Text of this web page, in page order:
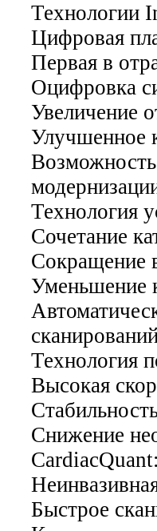
Технологии
Цифровая
Первая в
Оцифровка
Увеличение
Улучшенное
Технология
Сочетание
Сокращение
Уменьшение
Технология
Высокая
Снижение
Быстрое